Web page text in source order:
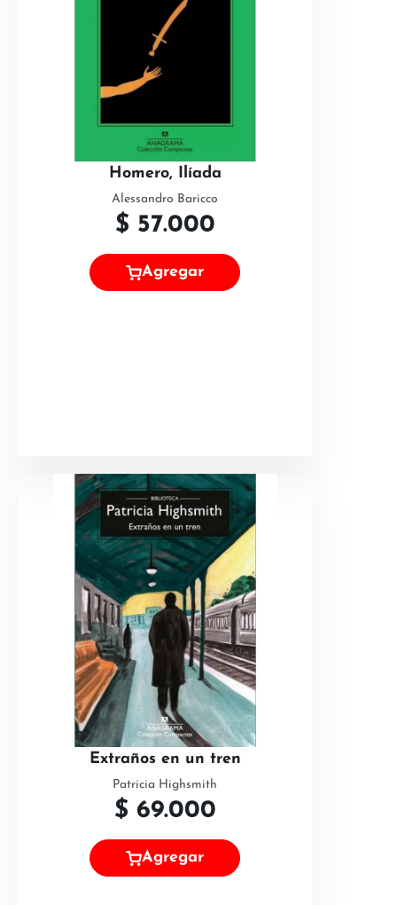
Homero, Ilíada
Alessandro Baricco
$ 57.000
Agregar
Extraños en un tren
Patricia Highsmith
$ 69.000
Agregar